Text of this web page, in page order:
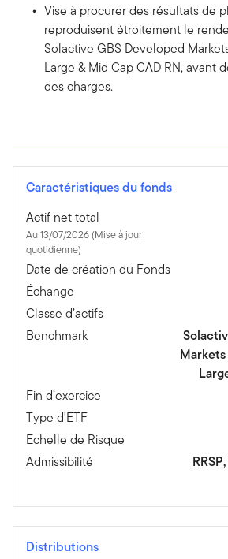
Vise à procurer des résultats de
reproduisent étroitement le
Solactive GBS Developed
Large & Mid Cap CAD RN, avant
des charges.
Caractéristiques du fonds
Actif net total
Au 13/07/2026 (Mise à jour
quotidienne)
Date de création du Fonds
Échange
Classe d’actifs
Benchmark
Fin d’exercice
Type d'ETF
Echelle de Risque
Admissibilité
Distributions